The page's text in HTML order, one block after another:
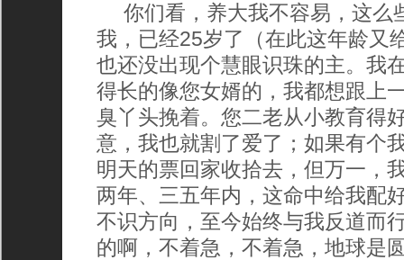
你们看，养大我不容易，这么
我，已经25岁了（在此这年龄又
也还没出现个慧眼识珠的主。我
得长的像您女婿的，我都想跟上
臭丫头挽着。您二老从小教育得
意，我也就割了爱了；如果有个
明天的票回家收拾去，但万一，
两年、三五年内，这命中给我配
不识方向，至今始终与我反道而
的啊，不着急，不着急，地球是